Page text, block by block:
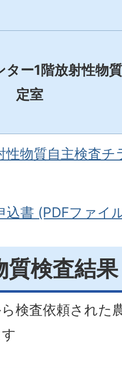
ター1階放射性物
定室
性物質自主検査
込書 (PDFファイ
質検査結果
検査依頼された